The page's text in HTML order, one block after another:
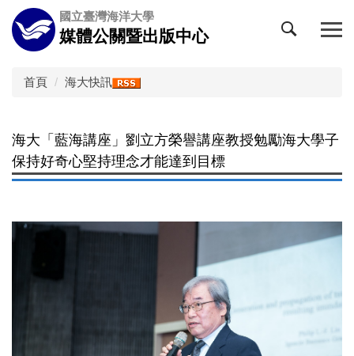
跳
到
主
國立臺灣海洋大學
媒體公關暨出版中心
首頁 海大快訊
海大「藍海講座」劉立方榮譽講座教授勉勵海大學子
保持好奇心堅持理念才能達到目標